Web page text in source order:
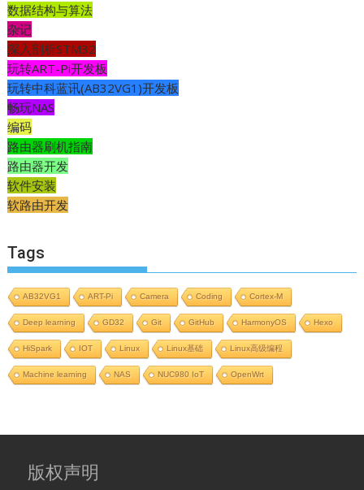
数据结构与算法
杂记
深入剖析STM32
玩转ART-Pi开发板
玩转中科蓝讯(AB32VG1)开发板
畅玩NAS
编码
路由器刷机指南
路由器开发
软件安装
软路由开发
Tags
AB32VG1 ART-Pi Camera Coding Cortex-M
Deep learning GD32 Git GitHub HarmonyOS Hexo
HiSpark IOT Linux Linux基础 Linux高级编程
Machine learning NAS NUC980 IoT OpenWrt
版权声明